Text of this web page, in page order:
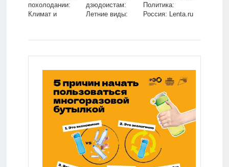
похолодании:
Климат и
Lenta.ru
дзюдоистам:
Летние виды:
Политика:
Россия: Lenta.ru